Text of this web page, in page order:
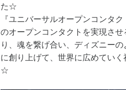
た☆
『ユニバーサルオープンコンタ
のオープンコンタクトを実現さ
り、魂を繋げ合い、ディズニー
に創り上げて、世界に広めてい
☆